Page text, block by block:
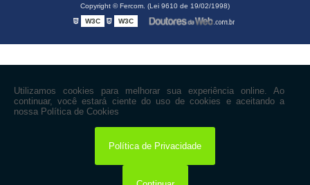
Copyright © Fercom. (Lei 9610 de 19/02/1998)
W3C W3C
Utilizamos cookies para melhorar sua experiência online. Ao
continuar, você estará ciente do uso de cookies e aceitando a
nossa Política de Cookies
Política de Privacidade